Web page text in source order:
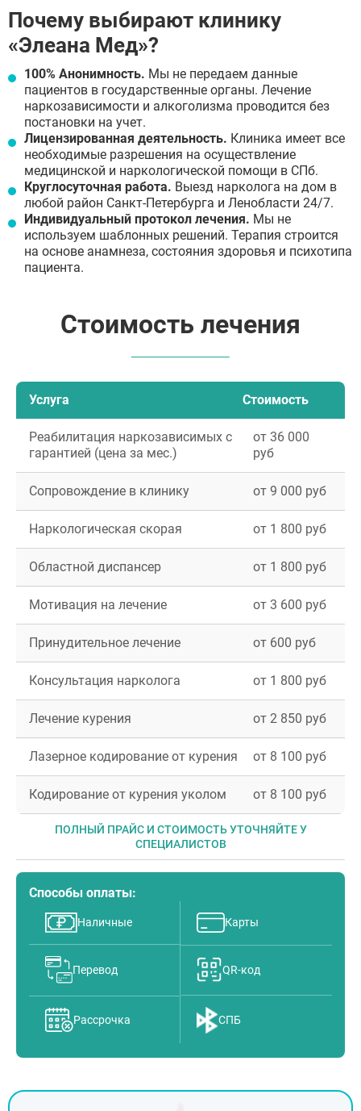
Почему выбирают клинику
«Элеана Мед»?
100% Анонимность. Мы не передаем данные
пациентов в государственные органы. Лечение
наркозависимости и алкоголизма проводится без
постановки на учет.
Лицензированная деятельность. Клиника имеет все
необходимые разрешения на осуществление
медицинской и наркологической помощи в СПб.
Круглосуточная работа. Выезд нарколога на дом в
любой район Санкт-Петербурга и Ленобласти 24/7.
Индивидуальный протокол лечения. Мы не
используем шаблонных решений. Терапия строится
на основе анамнеза, состояния здоровья и психотипа
пациента.
Стоимость лечения
Услуга Стоимость
Реабилитация наркозависимых с
гарантией (цена за мес.)
от 36 000
руб
Сопровождение в клинику от 9 000 руб
Наркологическая скорая от 1 800 руб
Областной диспансер от 1 800 руб
Мотивация на лечение от 3 600 руб
Принудительное лечение от 600 руб
Консультация нарколога от 1 800 руб
Лечение курения от 2 850 руб
Лазерное кодирование от курения от 8 100 руб
Кодирование от курения уколом от 8 100 руб
ПОЛНЫЙ ПРАЙС И СТОИМОСТЬ УТОЧНЯЙТЕ У
СПЕЦИАЛИСТОВ
Способы оплаты:
Наличные Карты
Перевод QR-код
Рассрочка СПБ